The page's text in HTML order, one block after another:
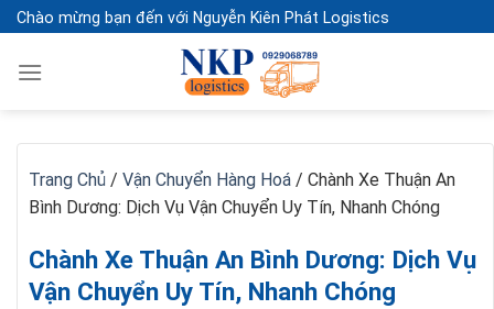
Skip
to
content
Chào mừng bạn đến với Nguyễn Kiên Phát Logistics
Trang Chủ / Vận Chuyển Hàng Hoá / Chành Xe Thuận An
Bình Dương: Dịch Vụ Vận Chuyển Uy Tín, Nhanh Chóng
Chành Xe Thuận An Bình Dương: Dịch Vụ
Vận Chuyển Uy Tín, Nhanh Chóng